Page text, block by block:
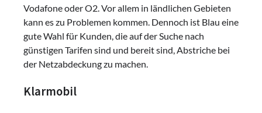
Vodafone oder O2. Vor allem in ländlichen Gebieten
kann es zu Problemen kommen. Dennoch ist Blau eine
gute Wahl für Kunden, die auf der Suche nach
günstigen Tarifen sind und bereit sind, Abstriche bei
der Netzabdeckung zu machen.
Klarmobil